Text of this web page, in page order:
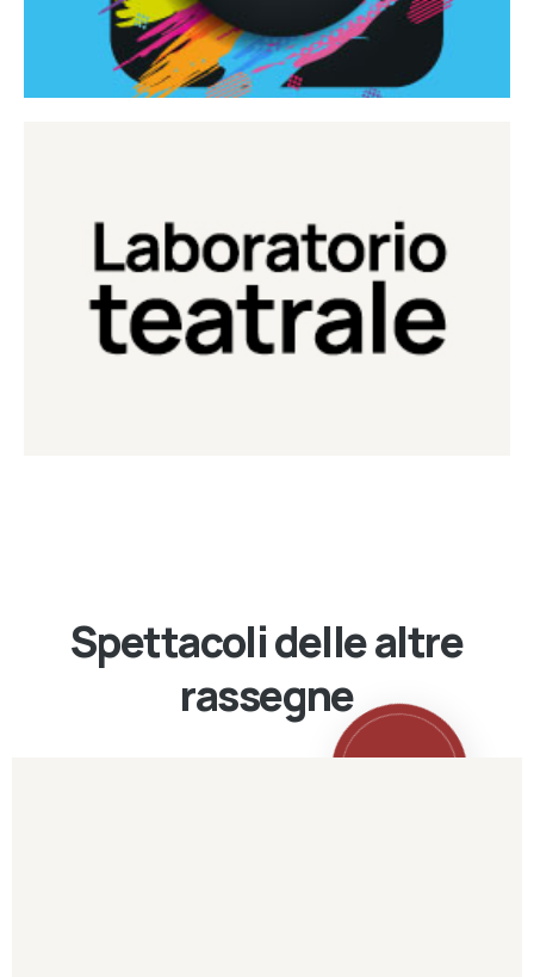
Laboratorio Teatrale
Laboratorio di teatro del Teatro Eduardo de Filippo
Continua
Spettacoli delle altre
rassegne